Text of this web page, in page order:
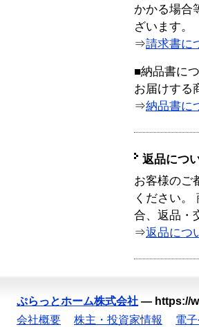
かかる場合
ざいます。
⇒請求書に
■納品書に
お届けする
⇒納品書に
返品につ
お客様のご
ください。
合、返品・
⇒返品につ
ぷらっとホーム株式会社 — https://
会社概要
株主・投資家情報 電